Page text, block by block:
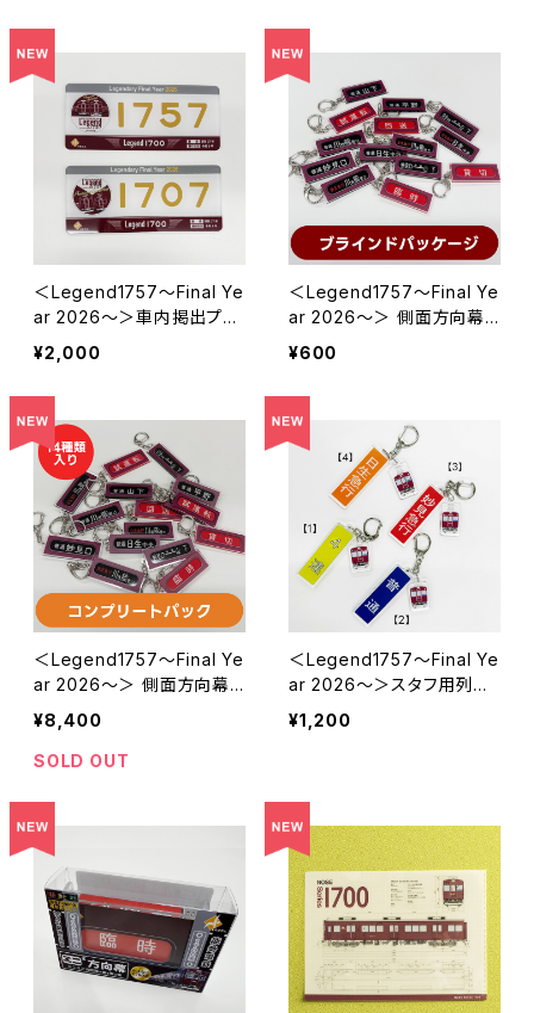
＜Legend1757～Final Ye
ar 2026～＞車内掲出プレ
ート2枚セット
¥2,000
＜Legend1757～Final Ye
ar 2026～＞ 側面方向幕
キーホルダー※ブラインドパ
¥600
＜Legend1757～Final Ye
ar 2026～＞ 側面方向幕
キーホルダー※コンプリー
トパック※
¥8,400
SOLD OUT
＜Legend1757～Final Ye
ar 2026～＞スタフ用列車
種別プレートキーホルダー
¥1,200